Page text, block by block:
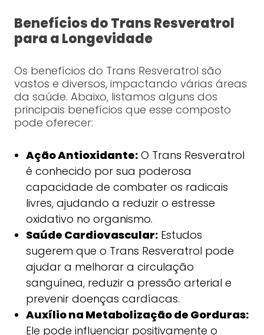
Benefícios do Trans Resveratrol
para a Longevidade
Os benefícios do Trans Resveratrol são
vastos e diversos, impactando várias áreas
da saúde. Abaixo, listamos alguns dos
principais benefícios que esse composto
pode oferecer:
Ação Antioxidante:O Trans Resveratrol
é conhecido por sua poderosa
capacidade de combater os radicais
livres, ajudando a reduzir o estresse
oxidativo no organismo.
Saúde Cardiovascular:Estudos
sugerem que o Trans Resveratrol pode
ajudar a melhorar a circulação
sanguínea, reduzir a pressão arterial e
prevenir doenças cardíacas.
Auxílio na Metabolização de Gorduras:
Ele pode influenciar positivamente o